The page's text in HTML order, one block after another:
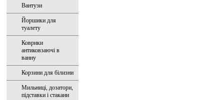
Вантузи
Йоршики для
туалету
Коврики
антиковзаючі в
ванну
Корзини для білизни
Мильниці, дозатори,
підставки і стакани